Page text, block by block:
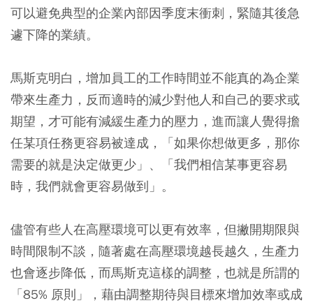
可以避免典型的企業內部因季度末衝刺，緊隨其後急
遽下降的業績。
馬斯克明白，增加員工的工作時間並不能真的為企業
帶來生產力，反而適時的減少對他人和自己的要求或
期望，才可能有減緩生產力的壓力，進而讓人覺得擔
任某項任務更容易被達成，「如果你想做更多，那你
需要的就是決定做更少」、「我們相信某事更容易
時，我們就會更容易做到」。
儘管有些人在高壓環境可以更有效率，但撇開期限與
時間限制不談，隨著處在高壓環境越長越久，生產力
也會逐步降低，而馬斯克這樣的調整，也就是所謂的
「85% 原則」，藉由調整期待與目標來增加效率或成